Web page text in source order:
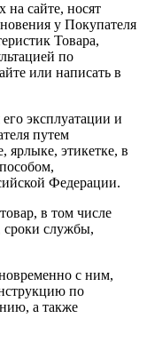
на сайте, носят
у Покупателя
Товара,
по
или написать в
эксплуатации и
путем
ярлыке, этикетке, в
Федерации.
в том числе
сроки службы,
с ним,
по
а также